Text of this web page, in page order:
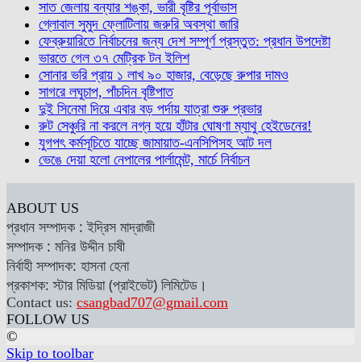
সাত জেলায় বন্যার শঙ্কা, ভারী বৃষ্টির পূর্বাভাস
গ্লোবাল সুমুদ ফ্লোটিলায় জরুরি অবস্থা জারি
ফেব্রুয়ারিতে নির্বাচনের জন্য দেশ সম্পূর্ণ প্রস্তুত: প্রধান উপদেষ্টা
ভারতে গেল ৩৭ মেট্রিক টন ইলিশ
সোনার ভরি প্রায় ১ লাখ ৯০ হাজার, বেড়েছে রুপার দামও
সাগরে লঘুচাপ, পাঁচদিন বৃষ্টিপাত
দুই সিনেমা দিয়ে এবার বড় পর্দায় যাত্রা শুরু প্রভার
রুট সেঞ্চুরি না করলে নগ্ন হয়ে হাঁটার ঘোষণা ম্যাথু হেইডেনের!
যুগপৎ কর্মসূচিতে যাচ্ছে জামায়াত-এনসিপিসহ আট দল
ভেঙে দেয়া হলো নেপালের পার্লামেন্ট, মার্চে নির্বাচন
ABOUT US
প্রধান সম্পাদক : ইদ্রিস মাদ্রাজী
সম্পাদক : মনির উদ্দীন চাষী
নির্বাহী সম্পাদক: হাসনা হেনা
প্রকাশক: স্টার মিডিয়া (প্রাইভেট) লিমিটেড।
Contact us: csangbad707@gmail.com
FOLLOW US
©
Skip to toolbar